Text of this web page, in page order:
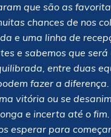
que são as
chances de nos
e uma linha de
e sabemos que
entre duas
fazer a
vitória ou se
e incerta até o
esperar para